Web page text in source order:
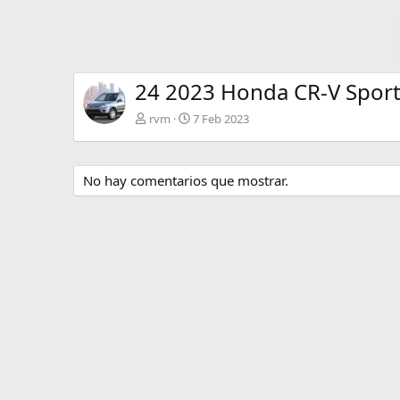
24 2023 Honda CR-V
rvm 7 Feb 2023
No hay comentarios que mostrar.